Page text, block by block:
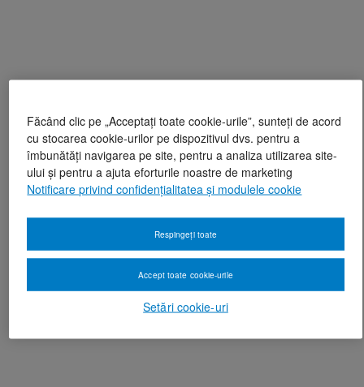
Făcând clic pe „Acceptați toate cookie-urile”, sunteți de acord
cu stocarea cookie-urilor pe dispozitivul dvs. pentru a
îmbunătăți navigarea pe site, pentru a analiza utilizarea site-
ului și pentru a ajuta eforturile noastre de marketing
Notificare privind confidențialitatea și modulele cookie
Setări cookie-uri
Respingeți toate
Accept toate cookie-urile